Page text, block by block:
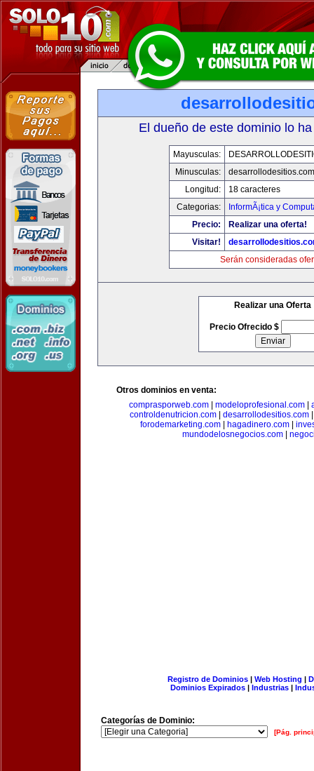
El dueño de este dominio lo
Mayusculas:
Minusculas:
desarrollodesitios.com
Longitud:
18 caracteres
Categorias:
InformÃ¡tica y
Precio:
Realizar una oferta!
Visitar!
Serán consideradas
Realizar una Oferta
Precio Ofrecido $
Otros dominios en venta:
comprasporweb.com| modeloprofesional.com|
controldenutricion.com
desarrollodesitios.com
forodemarketing.com| hagadinero.com|
mundodelosnegocios.com
Registro de Dominios| Web Hosting |
Dominios Expirados | Industrias |
Categorías de Dominio:
[Pág.